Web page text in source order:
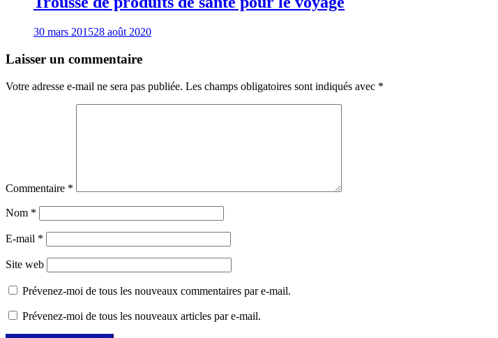
30 mars 201528 août 2020
Laisser un commentaire
Votre adresse e-mail ne sera pas publiée. Les champs obligatoires sont indiqués avec *
Commentaire *
Nom *
E-mail *
Site web
Prévenez-moi de tous les nouveaux commentaires par e-mail.
Prévenez-moi de tous les nouveaux articles par e-mail.